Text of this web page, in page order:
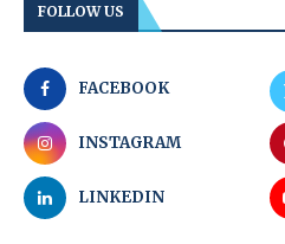
FOLLOW US
FACEBOOK
INSTAGRAM
LINKEDIN